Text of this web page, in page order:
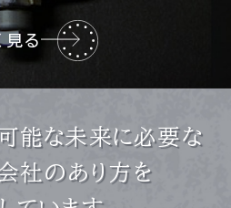
見る
能な未来に必要な
社のあり方を